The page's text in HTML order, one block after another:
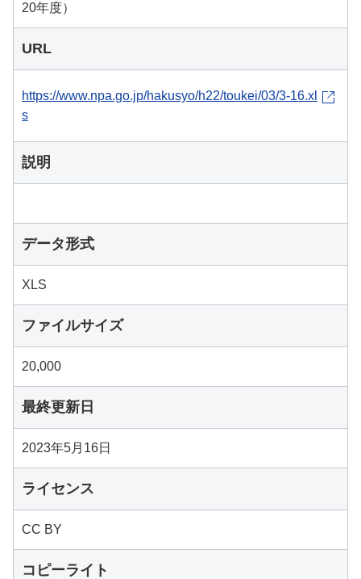
20年度）
URL
https://www.npa.go.jp/hakusyo/h22/toukei/03/3-16.xl
s
説明
データ形式
XLS
ファイルサイズ
20,000
最終更新日
2023年5月16日
ライセンス
CC BY
コピーライト